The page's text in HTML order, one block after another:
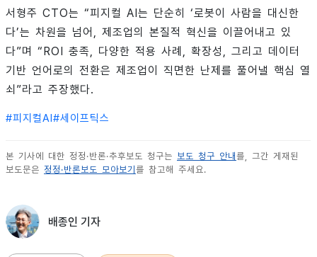
서형주 CTO는 “피지컬 AI는 단순히 ‘로봇이 사람을 대신한
다’는 차원을 넘어, 제조업의 본질적 혁신을 이끌어내고 있
다”며 “ROI 충족, 다양한 적용 사례, 확장성, 그리고 데이터
기반 언어로의 전환은 제조업이 직면한 난제를 풀어낼 핵심 열
쇠”라고 주장했다.
#피지컬AI #세이프틱스
본 기사에 대한 정정·반론·추후보도 청구는 보도 청구 안내 를, 그간 게재된
보도문은 정정·반론보도 모아보기 를 참고해 주세요.
배종인 기자